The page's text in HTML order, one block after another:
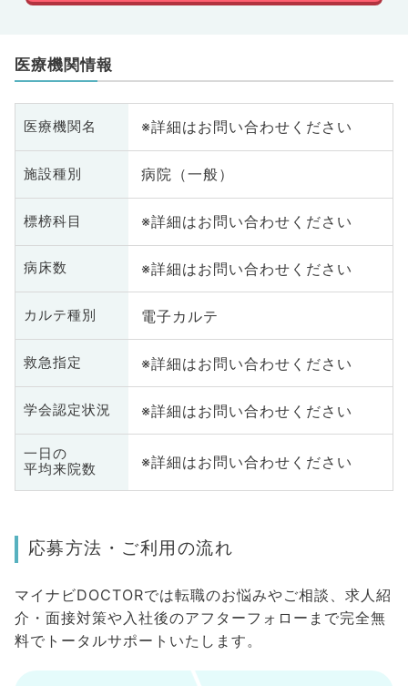
医療機関情報
医療機関名 ※詳細はお問い合わせください
施設種別 病院（一般）
標榜科目 ※詳細はお問い合わせください
病床数 ※詳細はお問い合わせください
カルテ種別 電子カルテ
救急指定 ※詳細はお問い合わせください
学会認定状況 ※詳細はお問い合わせください
一日の
平均来院数
※詳細はお問い合わせください
応募方法・ご利用の流れ
マイナビDOCTORでは転職のお悩みやご相談、求人紹
介・面接対策や入社後のアフターフォローまで完全無
料でトータルサポートいたします。